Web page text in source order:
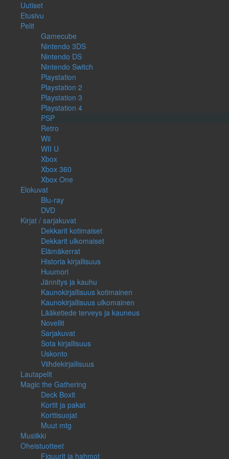
Uutiset
Etusivu
Pelit
Gamecube
Nintendo 3DS
Nintendo DS
Nintendo Switch
Playstation
Playstation 2
Playstation 3
Playstation 4
PSP
Retro
Wii
WII U
Xbox
Xbox 360
Xbox One
Elokuvat
Blu-ray
DVD
Kirjat / sarjakuvat
Dekkarit kotimaiset
Dekkarit ulkomaiset
Elämäkerrat
Historia kirjallisuus
Huumori
Jännitys ja kauhu
Kaunokirjallisuus kotimainen
Kaunokirjallisuus ulkomainen
Lääketiede terveys ja kauneus
Novellit
Sarjakuvat
Sota kirjallisuus
Uskonto
Viihdekirjallisuus
Lautapelit
Magic the Gathering
Deck Boxit
Kortit ja pakat
Korttisuojat
Muut mtg
Musiikki
Oheistuotteet
Figuurit ja hahmot